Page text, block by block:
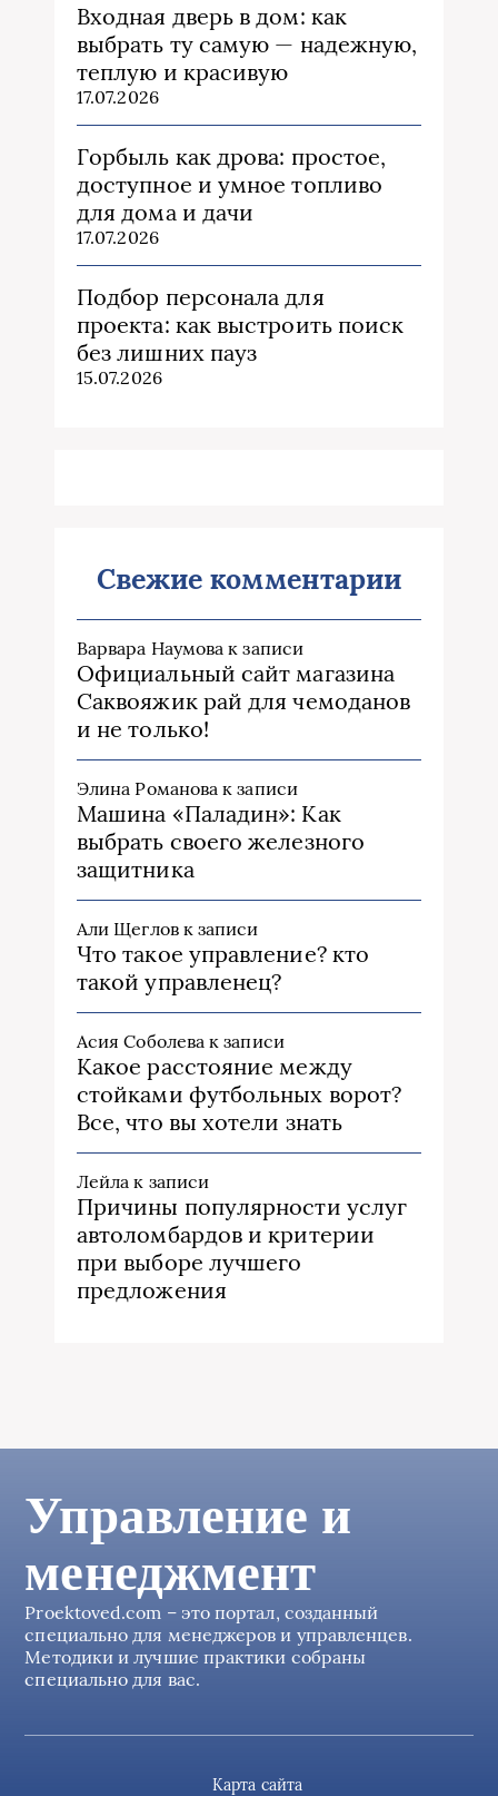
Входная дверь в дом: как
выбрать ту самую — надежную,
теплую и красивую
17.07.2026
Горбыль как дрова: простое,
доступное и умное топливо
для дома и дачи
17.07.2026
Подбор персонала для
проекта: как выстроить поиск
без лишних пауз
15.07.2026
Свежие комментарии
Варвара Наумова к записи
Официальный сайт магазина
Саквояжик рай для чемоданов
и не только!
Элина Романова к записи
Машина «Паладин»: Как
выбрать своего железного
защитника
Али Щегловк записи
Что такое управление? кто
такой управленец?
Асия Соболева к записи
Какое расстояние между
стойками футбольных ворот?
Все, что вы хотели знать
Лейла к записи
Причины популярности услуг
автоломбардов и критерии
при выборе лучшего
предложения
Управление и
менеджмент
Proektoved.com – это портал, созданный
специально для менеджеров и управленцев.
Методики и лучшие практики собраны
специально для вас.
Карта сайта